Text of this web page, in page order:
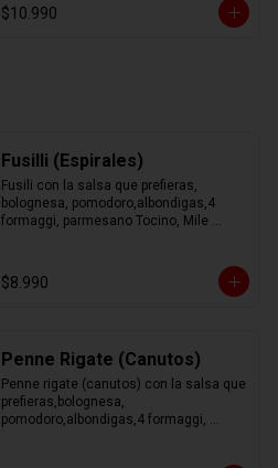
$10.990
Fusilli (Espirales)
Fusili con la salsa que prefieras,
bolognesa, pomodoro,albondigas,4
formaggi, parmesano Tocino, Mile
$8.990
Penne Rigate (Canutos)
Penne rigate (canutos) con la salsa que
prefieras,bolognesa,
pomodoro,albondigas,4 formaggi,